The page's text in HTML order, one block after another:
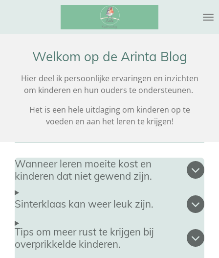
hoofdinhoudWelkom op de Arinta Blog
Hier deel ik persoonlijke ervaringen en inzichten
om kinderen en hun ouders te ondersteunen.
Het is een hele uitdaging om kinderen op te
voeden en aan het leren te krijgen!
Wanneer leren moeite kost en
kinderen dat niet gewend zijn.
Sinterklaas kan weer leuk zijn.
Tips om meer rust te krijgen bij
overprikkelde kinderen.